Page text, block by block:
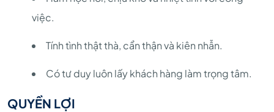
việc.
Tính tình thật thà, cẩn thận và kiên nhẫn.
Có tư duy luôn lấy khách hàng làm trọng tâm.
QUYỀN LỢI